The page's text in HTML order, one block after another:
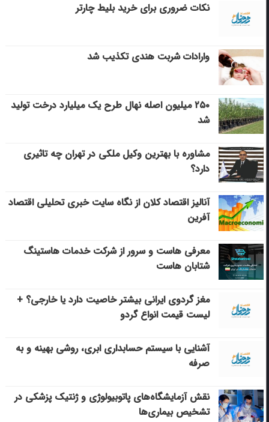
نکات ضروری برای خرید بلیط چارتر
وارادات شربت هندی تکذیب شد
۲۵۰ میلیون اصله نهال طرح یک میلیارد درخت تولید
شد
مشاوره با بهترین وکیل ملکی در تهران چه تاثیری
دارد؟
آنالیز اقتصاد کلان از نگاه سایت خبری تحلیلی اقتصاد
آفرین
معرفی هاست و سرور از شرکت خدمات هاستینگ
شتابان هاست
مغز گردوی ایرانی بیشتر خاصیت دارد یا خارجی؟ +
لیست قیمت انواع گردو
آشنایی با سیستم حسابداری ابری، روشی بهینه و به
صرفه
نقش آزمایشگاه‌های پاتوبیولوژی و ژنتیک پزشکی در
تشخیص بیماری‌ها